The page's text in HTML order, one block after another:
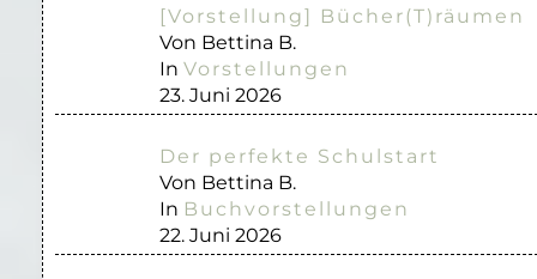
[Vorstellung] Bücher(T)räumen
Von Bettina B.
In Vorstellungen
23. Juni 2026
Der perfekte Schulstart
Von Bettina B.
In Buchvorstellungen
22. Juni 2026